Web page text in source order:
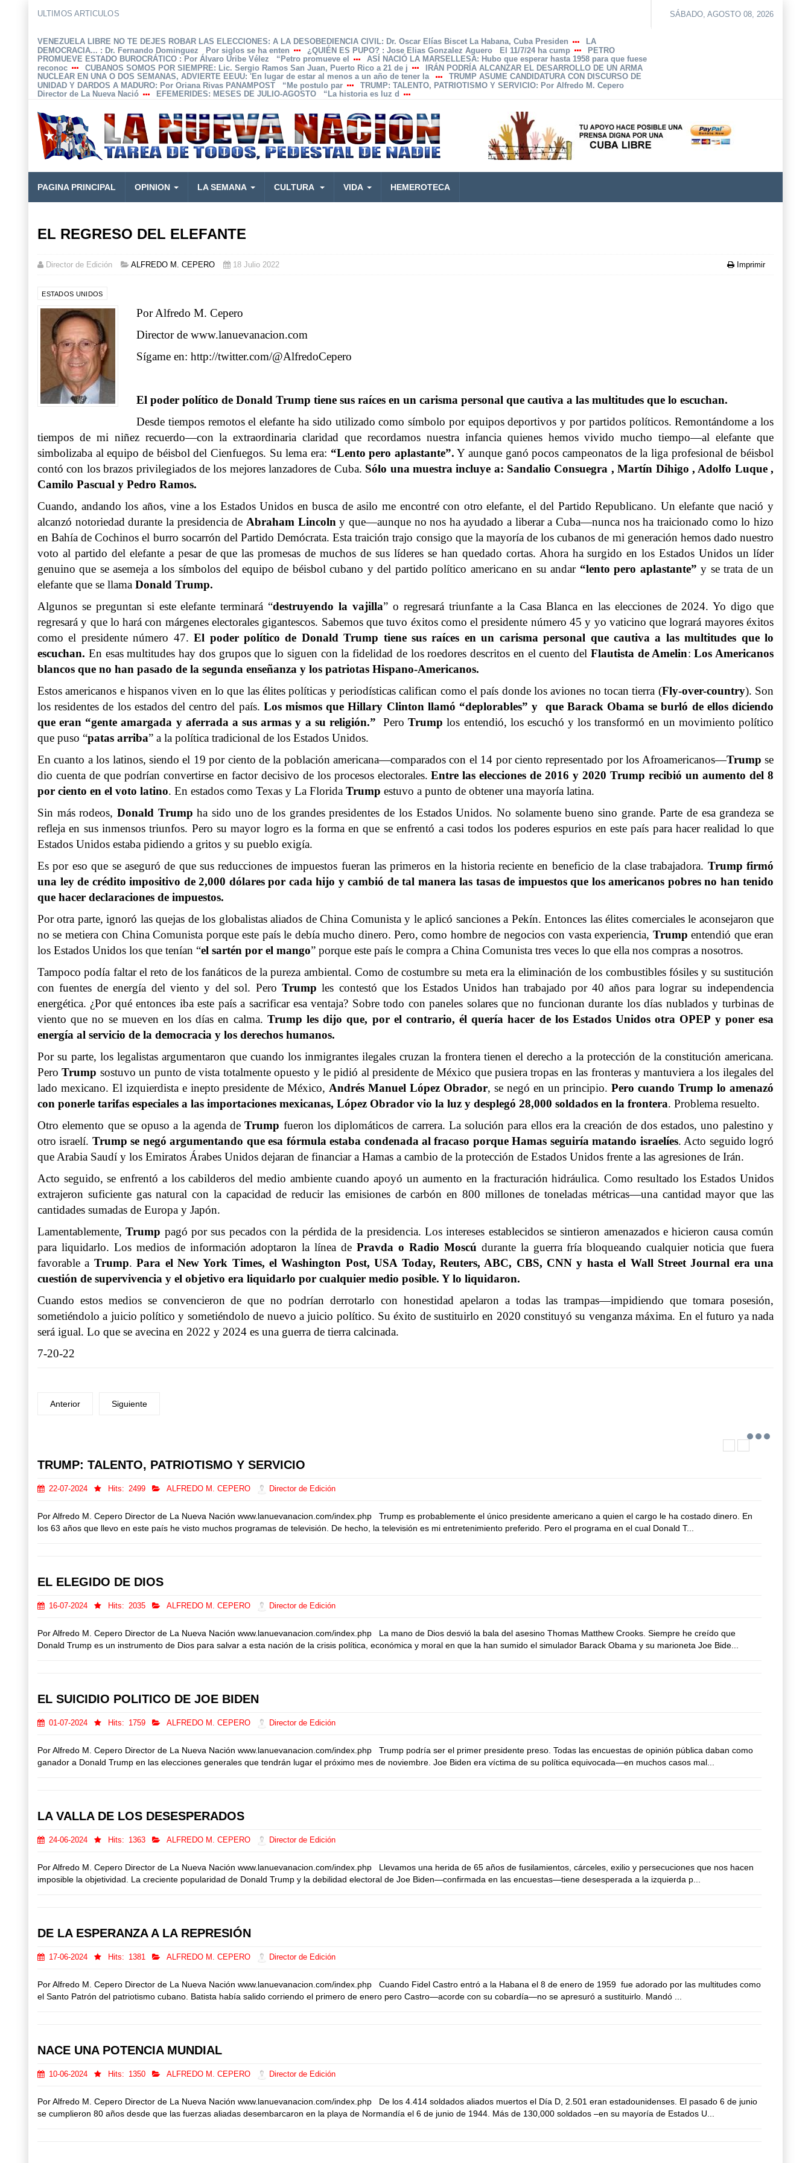
ULTIMOS ARTICULOS
VENEZUELA LIBRE NO TE DEJES ROBAR LAS ELECCIONES: A LA DESOBEDIENCIA CIVIL: Dr. Oscar Elías Biscet La Habana, Cuba Presiden
LA
DEMOCRACIA... : Dr. Fernando Dominguez Por siglos se ha enten ¿QUIÉN ES PUPO? : Jose Elias Gonzalez Aguero El 11/7/24 ha cump
PETRO
PROMUEVE ESTADO BUROCRÁTICO : Por Álvaro Uribe Vélez “Petro promueve el ASÍ NACIÓ LA MARSELLESA: Hubo que esperar hasta 1958 para que fuese
reconoc
CUBANOS SOMOS POR SIEMPRE: Lic. Sergio Ramos San Juan, Puerto Rico a 21 de j
IRÁN PODRÍA ALCANZAR EL DESARROLLO DE UN ARMA
NUCLEAR EN UNA O DOS SEMANAS, ADVIERTE EEUU: 'En lugar de estar al menos a un año de tener la
TRUMP ASUME CANDIDATURA CON DISCURSO DE
UNIDAD Y DARDOS A MADURO: Por Oriana Rivas PANAMPOST “Me postulo par TRUMP: TALENTO, PATRIOTISMO Y SERVICIO: Por Alfredo M. Cepero
Director de La Nueva Nació
EFEMERIDES: MESES DE JULIO-AGOSTO “La historia es luz d
SÁBADO, AGOSTO 08, 2026
PAGINA PRINCIPAL OPINION LA SEMANA CULTURA VIDA HEMEROTECA
EL REGRESO DEL ELEFANTE
Imprimir
Director de Edición ALFREDO M. CEPERO 18 Julio 2022
ESTADOS UNIDOS
Por Alfredo M. Cepero
Director de www.lanuevanacion.com
Sígame en: http://twitter.com/@AlfredoCepero
El poder político de Donald Trump tiene sus raíces en un carisma personal que cautiva a las multitudes que lo escuchan.
Desde tiempos remotos el elefante ha sido utilizado como símbolo por equipos deportivos y por partidos políticos. Remontándome a los
tiempos de mi niñez recuerdo—con la extraordinaria claridad que recordamos nuestra infancia quienes hemos vivido mucho tiempo—al elefante que
simbolizaba al equipo de béisbol del Cienfuegos. Su lema era: “Lento pero aplastante”. Y aunque ganó pocos campeonatos de la liga profesional de béisbol
contó con los brazos privilegiados de los mejores lanzadores de Cuba. Sólo una muestra incluye a: Sandalio Consuegra , Martín Dihigo , Adolfo Luque ,
Camilo Pascual y Pedro Ramos.
Cuando, andando los años, vine a los Estados Unidos en busca de asilo me encontré con otro elefante, el del Partido Republicano. Un elefante que nació y
alcanzó notoriedad durante la presidencia de Abraham Lincoln y que—aunque no nos ha ayudado a liberar a Cuba—nunca nos ha traicionado como lo hizo
en Bahía de Cochinos el burro socarrón del Partido Demócrata. Esta traición trajo consigo que la mayoría de los cubanos de mi generación hemos dado nuestro
voto al partido del elefante a pesar de que las promesas de muchos de sus líderes se han quedado cortas. Ahora ha surgido en los Estados Unidos un líder
genuino que se asemeja a los símbolos del equipo de béisbol cubano y del partido político americano en su andar “lento pero aplastante” y se trata de un
elefante que se llama Donald Trump.
Algunos se preguntan si este elefante terminará “destruyendo la vajilla” o regresará triunfante a la Casa Blanca en las elecciones de 2024. Yo digo que
regresará y que lo hará con márgenes electorales gigantescos. Sabemos que tuvo éxitos como el presidente número 45 y yo vaticino que logrará mayores éxitos
como el presidente número 47.El poder político de Donald Trump tiene sus raíces en un carisma personal que cautiva a las multitudes que lo
escuchan. En esas multitudes hay dos grupos que lo siguen con la fidelidad de los roedores descritos en el cuento del Flautista de Amelin:Los Americanos
blancos que no han pasado de la segunda enseñanza y los patriotas Hispano-Americanos.
Estos americanos e hispanos viven en lo que las élites políticas y periodísticas califican como el país donde los aviones no tocan tierra (Fly-over-country). Son
los residentes de los estados del centro del país. Los mismos que Hillary Clinton llamó “deplorables” y que Barack Obama se burló de ellos diciendo
que eran “gente amargada y aferrada a sus armas y a su religión.” PeroTrump los entendió, los escuchó y los transformó en un movimiento político
que puso “patas arriba” a la política tradicional de los Estados Unidos.
En cuanto a los latinos, siendo el 19 por ciento de la población americana—comparados con el 14 por ciento representado por los Afroamericanos—Trump se
dio cuenta de que podrían convertirse en factor decisivo de los procesos electorales.Entre las elecciones de 2016 y 2020 Trump recibió un aumento del 8
por ciento en el voto latino. En estados como Texas y La Florida Trump estuvo a punto de obtener una mayoría latina.
Sin más rodeos,Donald Trump ha sido uno de los grandes presidentes de los Estados Unidos. No solamente bueno sino grande. Parte de esa grandeza se
refleja en sus inmensos triunfos. Pero su mayor logro es la forma en que se enfrentó a casi todos los poderes espurios en este país para hacer realidad lo que
Estados Unidos estaba pidiendo a gritos y su pueblo exigía.
Es por eso que se aseguró de que sus reducciones de impuestos fueran las primeros en la historia reciente en beneficio de la clase trabajadora. Trump firmó
una ley de crédito impositivo de 2,000 dólares por cada hijo y cambió de tal manera las tasas de impuestos que los americanos pobres no han tenido
que hacer declaraciones de impuestos.
Por otra parte, ignoró las quejas de los globalistas aliados de China Comunista y le aplicó sanciones a Pekín. Entonces las élites comerciales le aconsejaron que
no se metiera con China Comunista porque este país le debía mucho dinero. Pero, como hombre de negocios con vasta experiencia, Trump entendió que eran
los Estados Unidos los que tenían “el sartén por el mango” porque este país le compra a China Comunista tres veces lo que ella nos compras a nosotros.
Tampoco podía faltar el reto de los fanáticos de la pureza ambiental. Como de costumbre su meta era la eliminación de los combustibles fósiles y su sustitución
con fuentes de energía del viento y del sol. Pero Trump les contestó que los Estados Unidos han trabajado por 40 años para lograr su independencia
energética. ¿Por qué entonces iba este país a sacrificar esa ventaja? Sobre todo con paneles solares que no funcionan durante los días nublados y turbinas de
viento que no se mueven en los días en calma. Trump les dijo que, por el contrario, él quería hacer de los Estados Unidos otra OPEP y poner esa
energía al servicio de la democracia y los derechos humanos.
Por su parte, los legalistas argumentaron que cuando los inmigrantes ilegales cruzan la frontera tienen el derecho a la protección de la constitución americana.
PeroTrump sostuvo un punto de vista totalmente opuesto y le pidió al presidente de México que pusiera tropas en las fronteras y mantuviera a los ilegales del
lado mexicano. El izquierdista e inepto presidente de México, Andrés Manuel López Obrador, se negó en un principio.Pero cuando Trump lo amenazó
con ponerle tarifas especiales a las importaciones mexicanas, López Obrador vio la luz y desplegó 28,000 soldados en la frontera. Problema resuelto.
Otro elemento que se opuso a la agenda deTrump fueron los diplomáticos de carrera. La solución para ellos era la creación de dos estados, uno palestino y
otro israelí. Trump se negó argumentando que esa fórmula estaba condenada al fracaso porque Hamas seguiría matando israelíes. Acto seguido logró
que Arabia Saudí y los Emiratos Árabes Unidos dejaran de financiar a Hamas a cambio de la protección de Estados Unidos frente a las agresiones de Irán.
Acto seguido, se enfrentó a los cabilderos del medio ambiente cuando apoyó un aumento en la fracturación hidráulica. Como resultado los Estados Unidos
extrajeron suficiente gas natural con la capacidad de reducir las emisiones de carbón en 800 millones de toneladas métricas—una cantidad mayor que las
cantidades sumadas de Europa y Japón.
Lamentablemente,Trump pagó por sus pecados con la pérdida de la presidencia. Los intereses establecidos se sintieron amenazados e hicieron causa común
para liquidarlo. Los medios de información adoptaron la línea dePravda o Radio Moscú durante la guerra fría bloqueando cualquier noticia que fuera
favorable a Trump.Para el New York Times, el Washington Post, USA Today, Reuters, ABC, CBS, CNN y hasta el Wall Street Journal era una
cuestión de supervivencia y el objetivo era liquidarlo por cualquier medio posible. Y lo liquidaron.
Cuando estos medios se convencieron de que no podrían derrotarlo con honestidad apelaron a todas las trampas—impidiendo que tomara posesión,
sometiéndolo a juicio político y sometiéndolo de nuevo a juicio político. Su éxito de sustituirlo en 2020 constituyó su venganza máxima. En el futuro ya nada
será igual. Lo que se avecina en 2022 y 2024 es una guerra de tierra calcinada.
7-20-22
Anterior Siguiente
TRUMP: TALENTO, PATRIOTISMO Y SERVICIO
22-07-2024 Hits: 2499 ALFREDO M. CEPERO Director de Edición
Por Alfredo M. Cepero Director de La Nueva Nación www.lanuevanacion.com/index.php Trump es probablemente el único presidente americano a quien el cargo le ha costado dinero. En
los 63 años que llevo en este país he visto muchos programas de televisión. De hecho, la televisión es mi entretenimiento preferido. Pero el programa en el cual Donald T...
EL ELEGIDO DE DIOS
16-07-2024 Hits: 2035 ALFREDO M. CEPERO Director de Edición
Por Alfredo M. Cepero Director de La Nueva Nación www.lanuevanacion.com/index.php La mano de Dios desvió la bala del asesino Thomas Matthew Crooks. Siempre he creído que
Donald Trump es un instrumento de Dios para salvar a esta nación de la crisis política, económica y moral en que la han sumido el simulador Barack Obama y su marioneta Joe Bide...
EL SUICIDIO POLITICO DE JOE BIDEN
01-07-2024 Hits: 1759 ALFREDO M. CEPERO Director de Edición
Por Alfredo M. Cepero Director de La Nueva Nación www.lanuevanacion.com/index.php Trump podría ser el primer presidente preso. Todas las encuestas de opinión pública daban como
ganador a Donald Trump en las elecciones generales que tendrán lugar el próximo mes de noviembre. Joe Biden era víctima de su política equivocada—en muchos casos mal...
LA VALLA DE LOS DESESPERADOS
24-06-2024 Hits: 1363 ALFREDO M. CEPERO Director de Edición
Por Alfredo M. Cepero Director de La Nueva Nación www.lanuevanacion.com/index.php Llevamos una herida de 65 años de fusilamientos, cárceles, exilio y persecuciones que nos hacen
imposible la objetividad. La creciente popularidad de Donald Trump y la debilidad electoral de Joe Biden—confirmada en las encuestas—tiene desesperada a la izquierda p...
DE LA ESPERANZA A LA REPRESIÓN
17-06-2024 Hits: 1381 ALFREDO M. CEPERO Director de Edición
Por Alfredo M. Cepero Director de La Nueva Nación www.lanuevanacion.com/index.php Cuando Fidel Castro entró a la Habana el 8 de enero de 1959 fue adorado por las multitudes como
el Santo Patrón del patriotismo cubano. Batista había salido corriendo el primero de enero pero Castro—acorde con su cobardía—no se apresuró a sustituirlo. Mandó ...
NACE UNA POTENCIA MUNDIAL
10-06-2024 Hits: 1350 ALFREDO M. CEPERO Director de Edición
Por Alfredo M. Cepero Director de La Nueva Nación www.lanuevanacion.com/index.php De los 4.414 soldados aliados muertos el Día D, 2.501 eran estadounidenses. El pasado 6 de junio
se cumplieron 80 años desde que las fuerzas aliadas desembarcaron en la playa de Normandía el 6 de junio de 1944. Más de 130,000 soldados –en su mayoría de Estados U...